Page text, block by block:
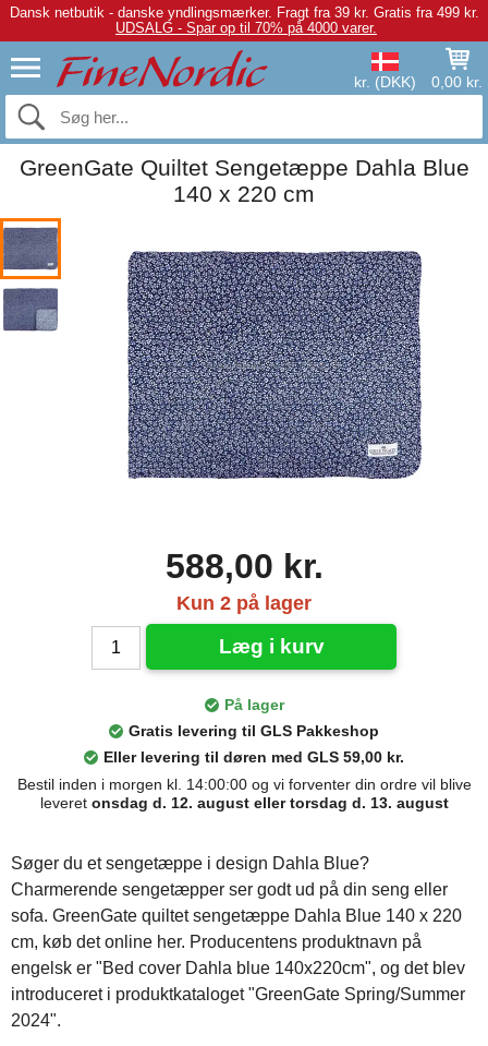
Dansk netbutik - danske yndlingsmærker. Fragt fra 39 kr. Gratis fra 499 kr.
UDSALG - Spar op til 70% på 4000 varer.
kr. (DKK) 0,00 kr.
GreenGate Quiltet Sengetæppe Dahla Blue
140 x 220 cm
588,00 kr.
Kun 2 på lager
Læg i kurv
På lager
Gratis levering til GLS Pakkeshop
Eller levering til døren med GLS 59,00 kr.
Bestil inden i morgen kl. 14:00:00 og vi forventer din ordre vil blive
leveret onsdag d. 12. august eller torsdag d. 13. august
Søger du et sengetæppe i design Dahla Blue?
Charmerende sengetæpper ser godt ud på din seng eller
sofa. GreenGate quiltet sengetæppe Dahla Blue 140 x 220
cm, køb det online her. Producentens produktnavn på
engelsk er "Bed cover Dahla blue 140x220cm", og det blev
introduceret i produktkataloget "GreenGate Spring/Summer
2024".